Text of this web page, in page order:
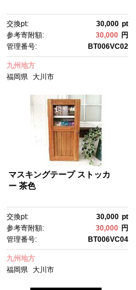
交換pt: 30,000 pt
参考寄附額:
30,000 円
管理番号:
BT006VC02
九州地方
福岡県 大川市
マスキングテープ ストッカ
ー 茶色
交換pt: 30,000 pt
参考寄附額:
30,000 円
管理番号:
BT006VC04
九州地方
福岡県 大川市